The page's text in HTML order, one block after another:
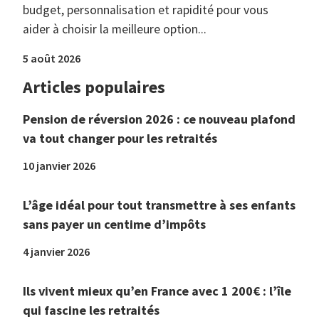
budget, personnalisation et rapidité pour vous
aider à choisir la meilleure option...
5 août 2026
Articles populaires
Pension de réversion 2026 : ce nouveau plafond
va tout changer pour les retraités
10 janvier 2026
L’âge idéal pour tout transmettre à ses enfants
sans payer un centime d’impôts
4 janvier 2026
Ils vivent mieux qu’en France avec 1 200€ : l’île
qui fascine les retraités